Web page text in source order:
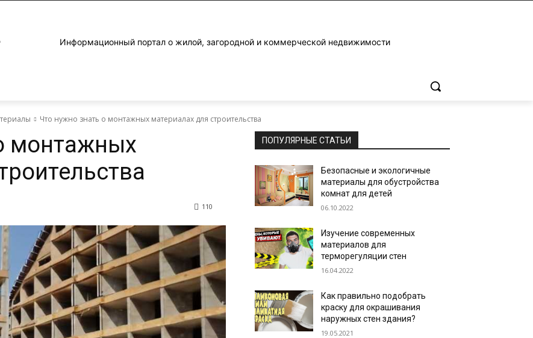
Информационный портал о жилой, загородной и коммерческой недвижимости
Что нужно знать о монтажных материалах для строительства
монтажных
110
ПОПУЛЯРНЫЕ СТАТЬИ
Безопасные и экологичные
материалы для обустройства
комнат для детей
06.10.2022
Изучение современных
материалов для
терморегуляции стен
16.04.2022
Как правильно подобрать
краску для окрашивания
наружных стен здания?
19.05.2021